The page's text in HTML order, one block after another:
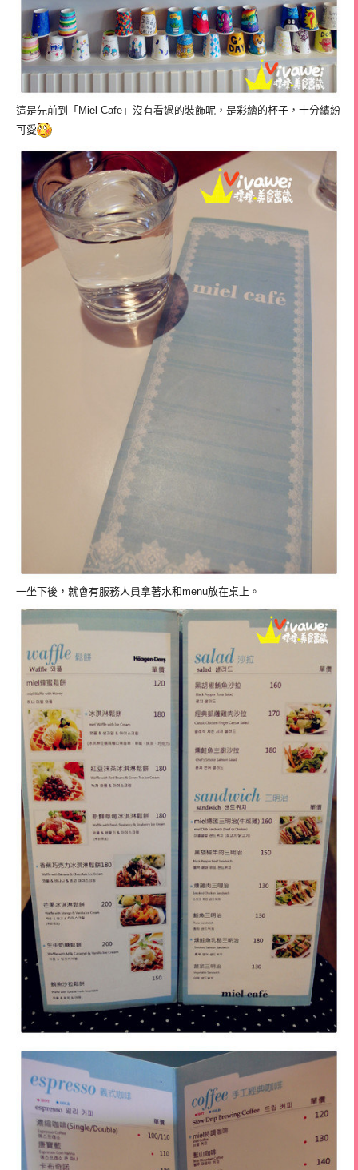
這是先前到「Miel Cafe」沒有看過的裝飾呢，是彩繪的杯子，十分繽紛
可愛
一坐下後，就會有服務人員拿著水和menu放在桌上。